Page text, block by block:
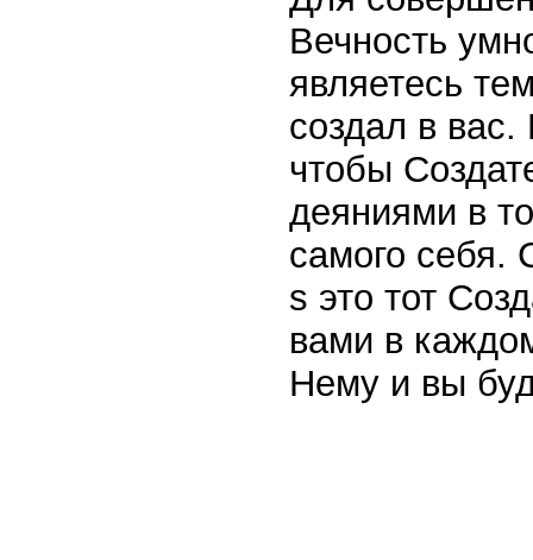
Вечность
являетесь
создал в вас.
чтобы
деяниями в
самого себя.
ѕ это тот
вами в
Нему и вы